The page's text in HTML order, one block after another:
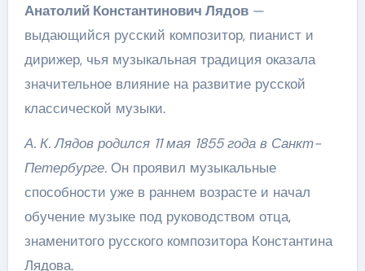
Анатолий Константинович Лядов—
выдающийся русский композитор, пианист и
дирижер, чья музыкальная традиция оказала
значительное влияние на развитие русской
классической музыки.
А. К. Лядов родился 11 мая 1855 года в Санкт-
Петербурге.Он проявил музыкальные
способности уже в раннем возрасте и начал
обучение музыке под руководством отца,
знаменитого русского композитора Константина
Лядова.